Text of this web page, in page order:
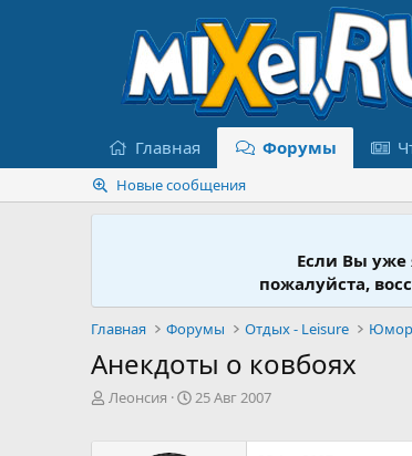
Главная Форумы
Новые сообщения
Если Вы уже
пожалуйста,
Главная Форумы Отдых - Leisure Юмор
Анекдоты о ковбоях
А
Леонсия
Д
25 Авг 2007